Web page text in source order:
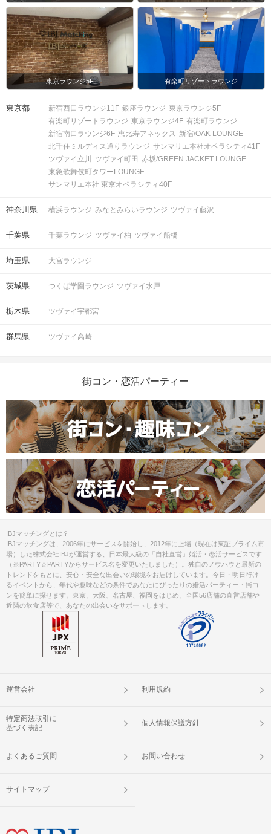
コミュニケ－ションをとってくださいね♪
STEP3 交流タイム
自己紹介が終わったら
日比谷の飲み屋街に向け出発！
皆さまのご出発をスタッフがお見送りいたします！
※スタッフのご案内はここまでとなります。
昔ながらのガード下で軽く飲んだり
「日比谷OKUROJI」でオシャレに食べ歩いたり♪
みんなで話し合いながら、
グループデート感覚で楽しめる♪
▼おすすめPOINT▼
自由に満喫してください♡
リーダーシップがある姿にキュンとしたり、
人柄重視の方に人気のパーティーです♪
※弊社での飲食店の予約は行っておりません。
◆
解散時間も自由！
皆さまでご相談しながらお楽しみください♪
アクセス
開催場所
日比谷「ゴジラ像」付近
日比谷駅、有楽町駅から徒歩5分
マップ・アクセス案内を見る
注意事項
時間
約1時間半～2時間程度を予定していま
す。
人数
6対6程度で進行。(最少開催人数：3対
※人数調整をしておりますが、無断キ
ド、パスポートなど）
飲み物
ご準備しておりません)
清潔感のある服装でお越しください。
東京ラウンジ5F 有楽町リゾートラウンジ
東京都 新宿西口ラウンジ11F 銀座ラウンジ 東京ラウンジ5F
有楽町リゾートラウンジ 東京ラウンジ4F 有楽町ラウンジ
新宿南口ラウンジ6F 恵比寿アネックス 新宿/OAK LOUNGE
北千住ミルディス通りラウンジ サンマリエ本社オペラシティ41F
ツヴァイ立川
ツヴァイ町田 赤坂/GREEN JACKET LOUNGE
東急歌舞伎町タワーLOUNGE
サンマリエ本社 東京オペラシティ40F
神奈川県 横浜ラウンジ みなとみらいラウンジ ツヴァイ藤沢
千葉県 千葉ラウンジ ツヴァイ柏 ツヴァイ船橋
埼玉県 大宮ラウンジ
茨城県 つくば学園ラウンジ ツヴァイ水戸
栃木県 ツヴァイ宇都宮
群馬県 ツヴァイ高崎
街コン・恋活パーティー
IBJマッチングとは？
IBJマッチングは、2006年にサービスを開始し、2012年に上場（現在は東証プライム市
場）した株式会社IBJが運営する、日本最大級の「自社直営」婚活・恋活サービスです
（※PARTY☆PARTYからサービス名を変更いたしました）。独自のノウハウと最新の
トレンドをもとに、安心・安全な出会いの環境をお届けしています。今日・明日行け
るイベントから、年代や趣味などの条件であなたにぴったりの婚活パーティー・街コ
ンを簡単に探せます。東京、大阪、名古屋、福岡をはじめ、全国56店舗の直営店舗や
近隣の飲食店等で、あなたの出会いをサポートします。
運営会社 利用規約
特定商法取引に
基づく表記
個人情報保護方針
よくあるご質問 お問い合わせ
サイトマップ